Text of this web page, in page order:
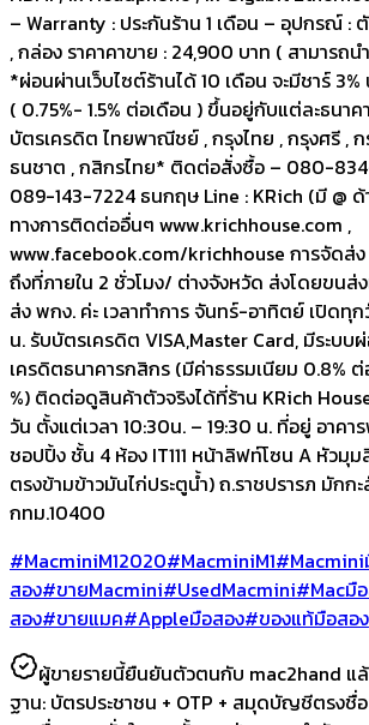
– Warranty : ประกันร้าน 1 เดือน – อุปกรณ์ :
, กล่อง ราคาคาขาย : 24,900 บาท ( สามารถน
*ผ่อนผ่านเว็บไซต์ร้านได้ 10 เดือน จะมีชาร์
( 0.75%- 1.5% ต่อเดือน ) ขึ้นอยู่กับแต่ละธนา
บัตรเครดิต ไทยพาณีชย์ , กรุงไทย , กรุงศรี ,
ธนชาต , กสิกรไทย* ติดต่อสั่งซื้อ – 080-
089-143-7224 ธนกฤษ Line : KRich (มี @ ด้
ทางการติดต่ออื่นๆ www.krichhouse.com ,
www.facebook.com/krichhouse การจัดส่
ถึงที่ภายใน 2 ชั่วโมง/ ต่างจังหวัด ส่งโดยขนส่
ส่ง พกง. ค่ะ เวลาทำการ จันทร์-อาทิตย์ เปิดทุ
น. รับบัตรเครดิต VISA,Master Card, มีระบบ
เครดิตธนาคารกสิกร (มีค่าธรรมเนียม 0.8%
%) ติดต่อดูสินค้าตัวจริงได้ที่ร้าน KRich
วัน ตั้งแต่เวลา 10:30น. – 19:30 น. ที่อยู่ อาคา
ชอปปิ้ง ชั้น 4 ห้อง IT111 หน้าลิฟท์โซน A หัวมุ
ตรงข้ามข้าวมันไก่ประตูน้ำ) ถ.ราชปรารภ มักกะ
กทม.10400
#MacminiM12020#MacminiM1
สอง#ขายMacmini#UsedMacmini#Macมื
สอง#ขายแมค#Appleมือสอง#ของแท้มือสอง
ผู้ขายรายนี้ยืนยันตัวตนกับ mac2hand แล้
ฐาน: บัตรประชาชน + OTP + สมุดบัญชีตรงชื่